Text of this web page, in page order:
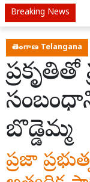
Breaking News
తెలంగాణ Telangana
ప్రకృతితో
బొడ్డెమ్మ
ప్రజా